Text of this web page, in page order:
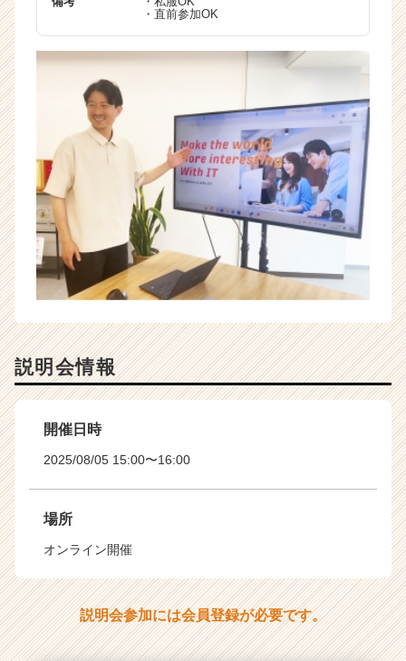
・直前参加OK
説明会情報
開催日時
2025/08/05 15:00〜16:00
場所
オンライン開催
説明会参加には会員登録が必要です。